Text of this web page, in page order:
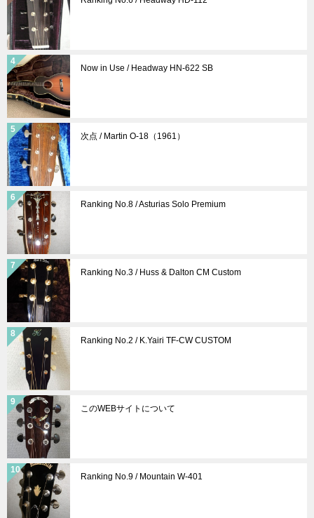
Now in Use / Headway HN-622 SB
次点 / Martin O-18（1961）
Ranking No.8 / Asturias Solo Premium
Ranking No.3 / Huss & Dalton CM Custom
Ranking No.2 / K.Yairi TF-CW CUSTOM
このWEBサイトについて
Ranking No.9 / Mountain W-401